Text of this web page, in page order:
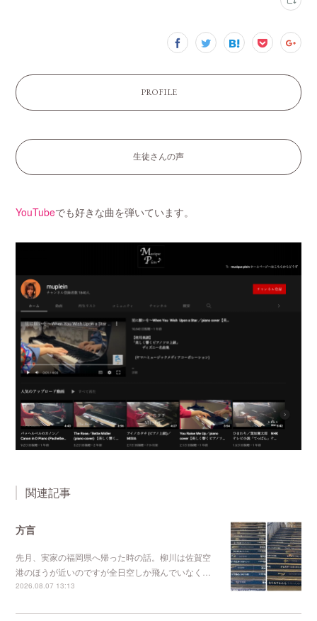
PROFILE
生徒さんの声
YouTubeでも好きな曲を弾いています。
関連記事
方言
先月、実家の福岡県へ帰った時の話。柳川は佐賀空
港のほうが近いのですが全日空しか飛んでいなく…
2026.08.07 13:13